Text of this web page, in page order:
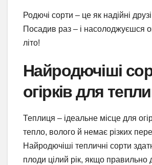
Родючі сорти – це як надійні
Посадив раз – і насолоджуєшся
літо!
Найродючіші
огірків для
Теплиця – ідеальне місце для
тепло, волого й немає різких
Найродючіші тепличні сорти
плоди цілий рік, якщо правильно